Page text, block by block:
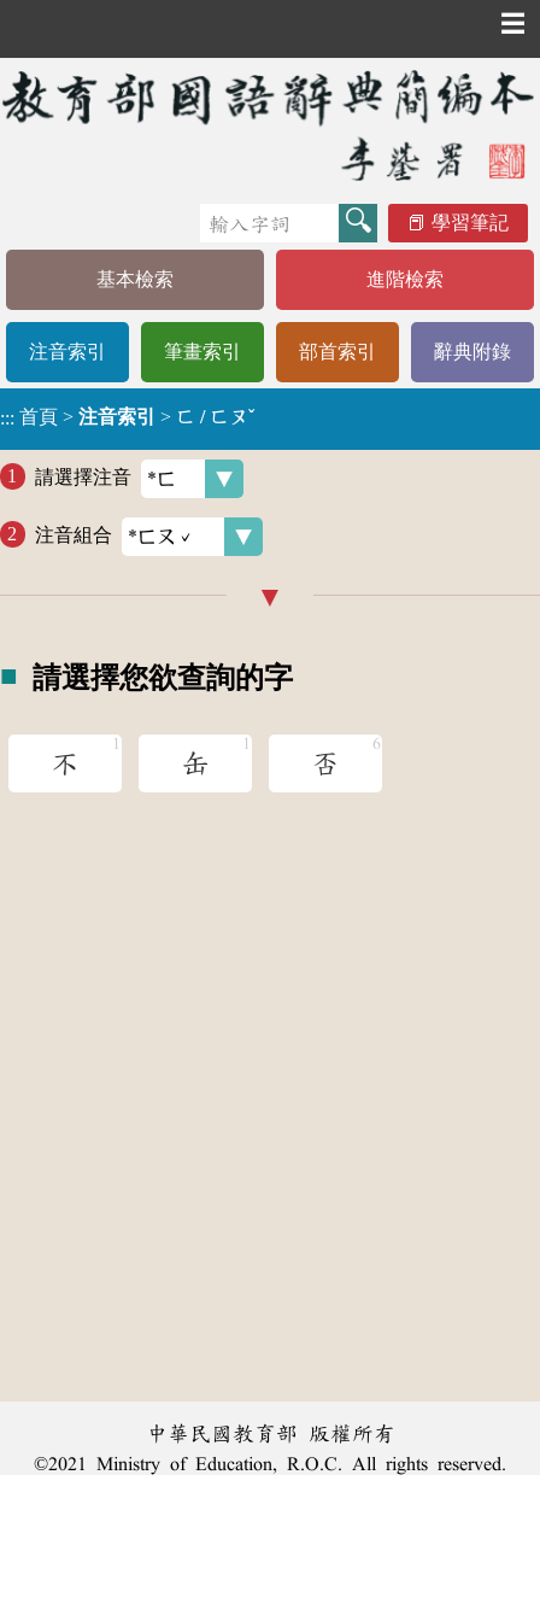
☰
學習筆記
基本檢索 進階檢索
注音索引 筆畫索引 部首索引 辭典附錄
::: 首頁 > 注音索引 > ㄈ / ㄈㄡˇ
請選擇注音
注音組合
請選擇您欲查詢的字
不 缶 否
中華民國教育部 版權所有
©2021 Ministry of Education, R.O.C. All rights reserved.